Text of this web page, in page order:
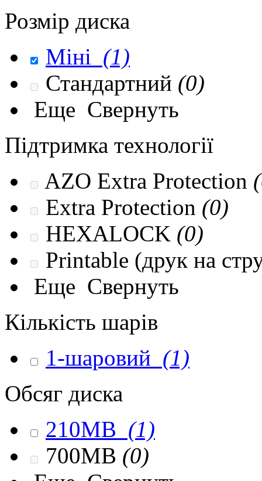
Розмір диска
Міні (1)
Стандартний (0)
Еще Свернуть
Підтримка технології
AZO Extra Protection
Extra Protection (0)
HEXALOCK (0)
Printable (друк на
Еще Свернуть
Кількість шарів
1-шаровий (1)
Обсяг диска
210MB (1)
700MB (0)